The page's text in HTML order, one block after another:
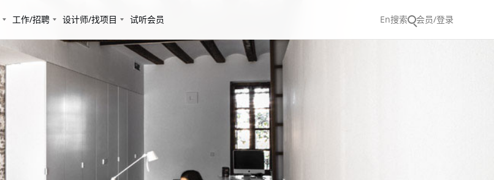
工作/招聘 设计师/找项目 试听会员 En搜索 会员/登录